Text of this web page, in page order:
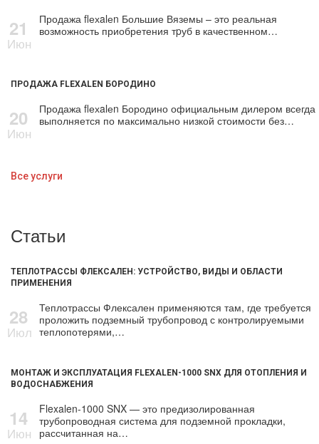
21
Июн
Продажа flехalеn Большие Вяземы – это реальная
возможность приобретения тpуб в качественном…
ПРОДАЖА FLEXALEN БОРОДИНО
20
Июн
Продажа flехalеn Бородино официальным дилером всегда
выполняется по максимально низкой стоимости без…
Все услуги
Статьи
ТЕПЛОТРАССЫ ФЛЕКСАЛЕН: УСТРОЙСТВО, ВИДЫ И ОБЛАСТИ
ПРИМЕНЕНИЯ
28
Июл
Теплотрассы Флексален применяются там, где требуется
проложить подземный трубопровод с контролируемыми
теплопотерями,…
МОНТАЖ И ЭКСПЛУАТАЦИЯ FLEXALEN-1000 SNX ДЛЯ ОТОПЛЕНИЯ И
ВОДОСНАБЖЕНИЯ
14
Июн
Flexalen-1000 SNX — это предизолированная
трубопроводная система для подземной прокладки,
рассчитанная на…